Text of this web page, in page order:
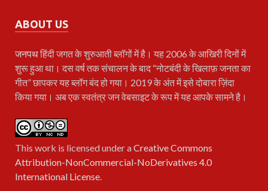
ABOUT US
जनपथहिंदी जगत के शुरुआती ब्लॉगों में है। यह 2006 के आखिरी दिनों में
शुरू हुआ था। दस वर्ष तक संचालन के बाद “नोटबंदी के खिलाफ़ जनता का
गीत” छापकर यह ब्लॉग बंद हो गया। 2019 के अंत में इसे दोबारा ज़िंदा
किया गया। अब एक स्वतंत्र जन वेबसाइट के रूप में यह आपके सामने है।
This work is licensed under aCreative Commons
Attribution-NonCommercial-NoDerivatives 4.0
International License.